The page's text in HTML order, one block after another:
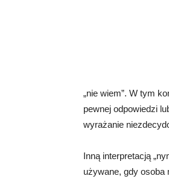
„nie wiem”. W tym
pewnej odpowiedzi
wyrażanie
Inną interpretacją
używane, gdy osoba